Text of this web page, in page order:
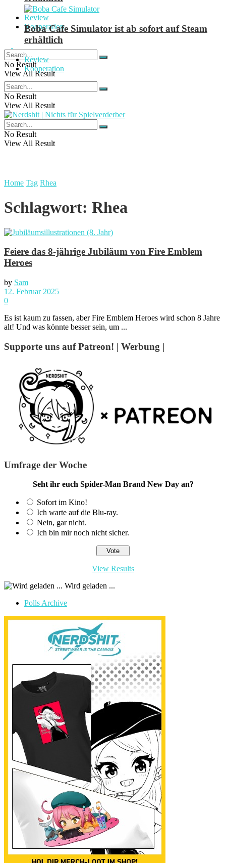
Review
Kooperation
No Result
View All Result
Boba Cafe Simulator ist ab sofort auf Steam
erhältlich
Review
Kooperation
No Result
View All Result
No Result
View All Result
Home Tag Rhea
Schlagwort: Rhea
Feiere das 8-jährige Jubiläum von Fire Emblem
Heroes
by Sam
12. Februar 2025
0
Es ist kaum zu fassen, aber Fire Emblem Heroes wird schon 8 Jahre
alt! Und was könnte besser sein, um ...
Supporte uns auf Patreon! | Werbung |
Umfrage der Woche
Seht ihr euch Spider-Man Brand New Day an?
Sofort im Kino!
Ich warte auf die Blu-ray.
Nein, gar nicht.
Ich bin mir noch nicht sicher.
View Results
Wird geladen ...
Polls Archive